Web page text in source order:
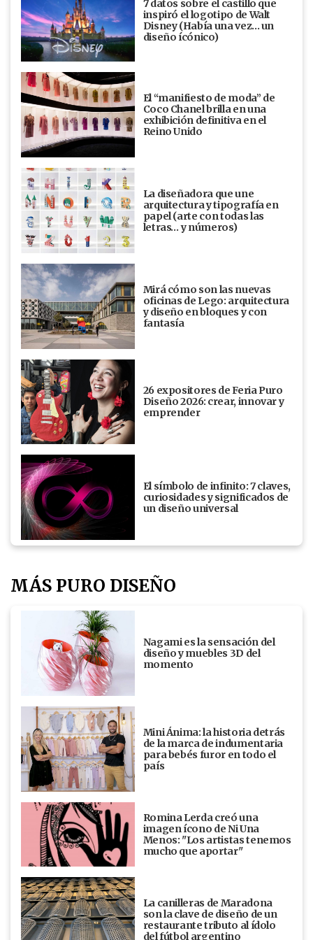
7 datos sobre el castillo que
inspiró el logotipo de Walt
Disney (Había una vez... un
diseño ícónico)
El “manifiesto de moda” de
Coco Chanel brilla en una
exhibición definitiva en el
Reino Unido
La diseñadora que une
arquitectura y tipografía en
papel (arte con todas las
letras… y números)
Mirá cómo son las nuevas
oficinas de Lego: arquitectura
y diseño en bloques y con
fantasía
26 expositores de Feria Puro
Diseño 2026: crear, innovar y
emprender
El símbolo de infinito: 7 claves,
curiosidades y significados de
un diseño universal
MÁS PURO DISEÑO
Nagami es la sensación del
diseño y muebles 3D del
momento
Mini Ánima: la historia detrás
de la marca de indumentaria
para bebés furor en todo el
país
Romina Lerda creó una
imagen ícono de Ni Una
Menos: "Los artistas tenemos
mucho que aportar"
La canilleras de Maradona
son la clave de diseño de un
restaurante tributo al ídolo
del fútbol argentino